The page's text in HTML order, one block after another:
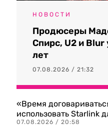
НОВОСТИ
Продюсеры
Спирс, U2 и Blur
лет
07.08.2026 / 21:32
«Время
использовать Starlink
07.08.2026 / 20:58